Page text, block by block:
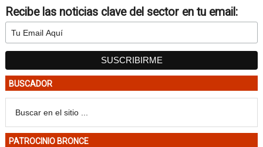
Recibe las noticias clave del sector en tu email:
BUSCADOR
PATROCINIO BRONCE